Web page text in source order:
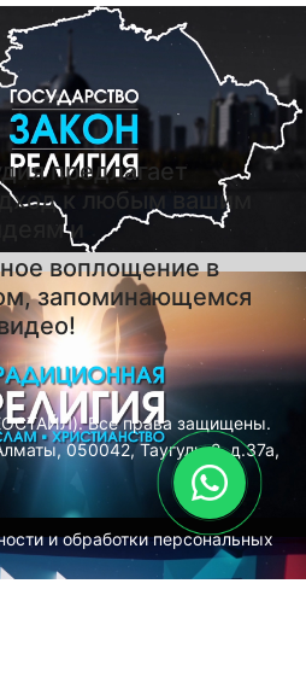
предлагает
к любым вашим
идеям и
воплощение в
запоминающемся
Все права защищены.
050042, Таугуль-2, д.37а,
и обработки персональных